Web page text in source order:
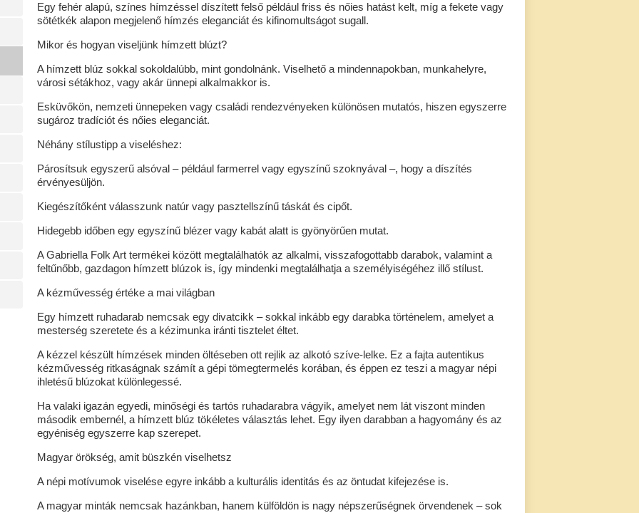
Egy fehér alapú, színes hímzéssel díszített felső például friss és nőies hatást kelt, míg a fekete vagy
sötétkék alapon megjelenő hímzés eleganciát és kifinomultságot sugall.
Mikor és hogyan viseljünk hímzett blúzt?
A hímzett blúz sokkal sokoldalúbb, mint gondolnánk. Viselhető a mindennapokban, munkahelyre,
városi sétákhoz, vagy akár ünnepi alkalmakkor is.
Esküvőkön, nemzeti ünnepeken vagy családi rendezvényeken különösen mutatós, hiszen egyszerre
sugároz tradíciót és nőies eleganciát.
Néhány stílustipp a viseléshez:
Párosítsuk egyszerű alsóval – például farmerrel vagy egyszínű szoknyával –, hogy a díszítés
érvényesüljön.
Kiegészítőként válasszunk natúr vagy pasztellszínű táskát és cipőt.
Hidegebb időben egy egyszínű blézer vagy kabát alatt is gyönyörűen mutat.
A Gabriella Folk Art termékei között megtalálhatók az alkalmi, visszafogottabb darabok, valamint a
feltűnőbb, gazdagon hímzett blúzok is, így mindenki megtalálhatja a személyiségéhez illő stílust.
A kézművesség értéke a mai világban
Egy hímzett ruhadarab nemcsak egy divatcikk – sokkal inkább egy darabka történelem, amelyet a
mesterség szeretete és a kézimunka iránti tisztelet éltet.
A kézzel készült hímzések minden öltéseben ott rejlik az alkotó szíve-lelke. Ez a fajta autentikus
kézművesség ritkaságnak számít a gépi tömegtermelés korában, és éppen ez teszi a magyar népi
ihletésű blúzokat különlegessé.
Ha valaki igazán egyedi, minőségi és tartós ruhadarabra vágyik, amelyet nem lát viszont minden
második embernél, a hímzett blúz tökéletes választás lehet. Egy ilyen darabban a hagyomány és az
egyéniség egyszerre kap szerepet.
Magyar örökség, amit büszkén viselhetsz
A népi motívumok viselése egyre inkább a kulturális identitás és az öntudat kifejezése is.
A magyar minták nemcsak hazánkban, hanem külföldön is nagy népszerűségnek örvendenek – sok